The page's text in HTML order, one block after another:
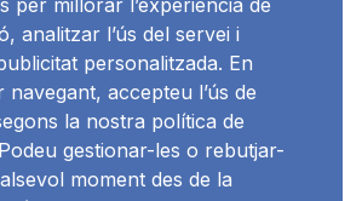
per millorar l’experiència de
analitzar l’ús del servei i
personalitzada. En
navegant, accepteu l’ús de
la nostra política de
gestionar-les o rebutjar-
moment des de la